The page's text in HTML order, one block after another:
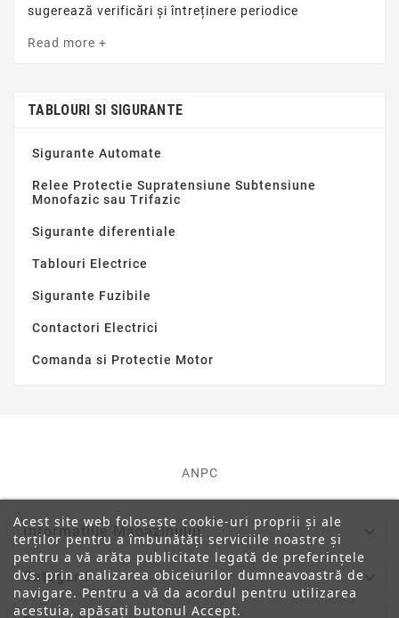
sugerează verificări și întreținere periodice
Read more +
TABLOURI SI SIGURANTE
Sigurante Automate
Relee Protectie Supratensiune Subtensiune
Monofazic sau Trifazic
Sigurante diferentiale
Tablouri Electrice
Sigurante Fuzibile
Contactori Electrici
Comanda si Protectie Motor
ANPC
Informatiile Magazinului
Categorii 
Acest site web folosește cookie-uri proprii și ale
terților pentru a îmbunătăți serviciile noastre și
pentru a vă arăta publicitate legată de preferințele
dvs. prin analizarea obiceiurilor dumneavoastră de
navigare. Pentru a vă da acordul pentru utilizarea
acestuia, apăsați butonul Accept.